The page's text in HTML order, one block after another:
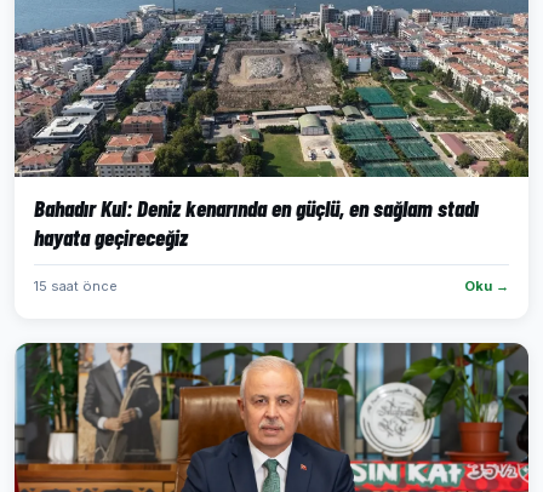
Bahadır Kul: Deniz kenarında en güçlü, en sağlam stadı
hayata geçireceğiz
15 saat önce Oku →